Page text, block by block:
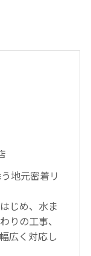
地元密着リ
じめ、水ま
りの工事、
広く対応し